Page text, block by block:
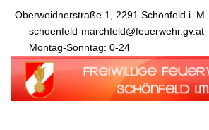
Oberweidnerstraße 1, 2291 Schönfeld i. M.
schoenfeld-marchfeld@feuerwehr.gv.at
Montag-Sonntag: 0-24